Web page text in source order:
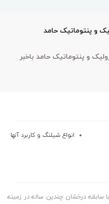
و پنتوماتیک حامد
و پنتوماتیک حامد باخبر
انواع شیلنگ و کاربرد آنها
سابقه درخشان چندین ساله در زمینه